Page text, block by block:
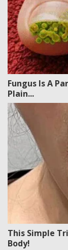
Fungus Is A
Plain...
This Simple
Body!